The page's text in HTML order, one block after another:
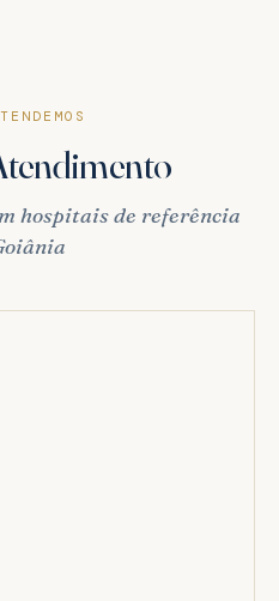
hospitais de referência